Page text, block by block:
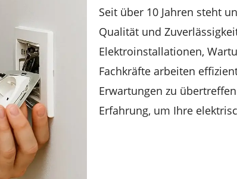
Seit über 10 Jahren steht
Qualität und
Elektroinstallationen,
Fachkräfte arbeiten
Erwartungen zu
Erfahrung, um Ihre